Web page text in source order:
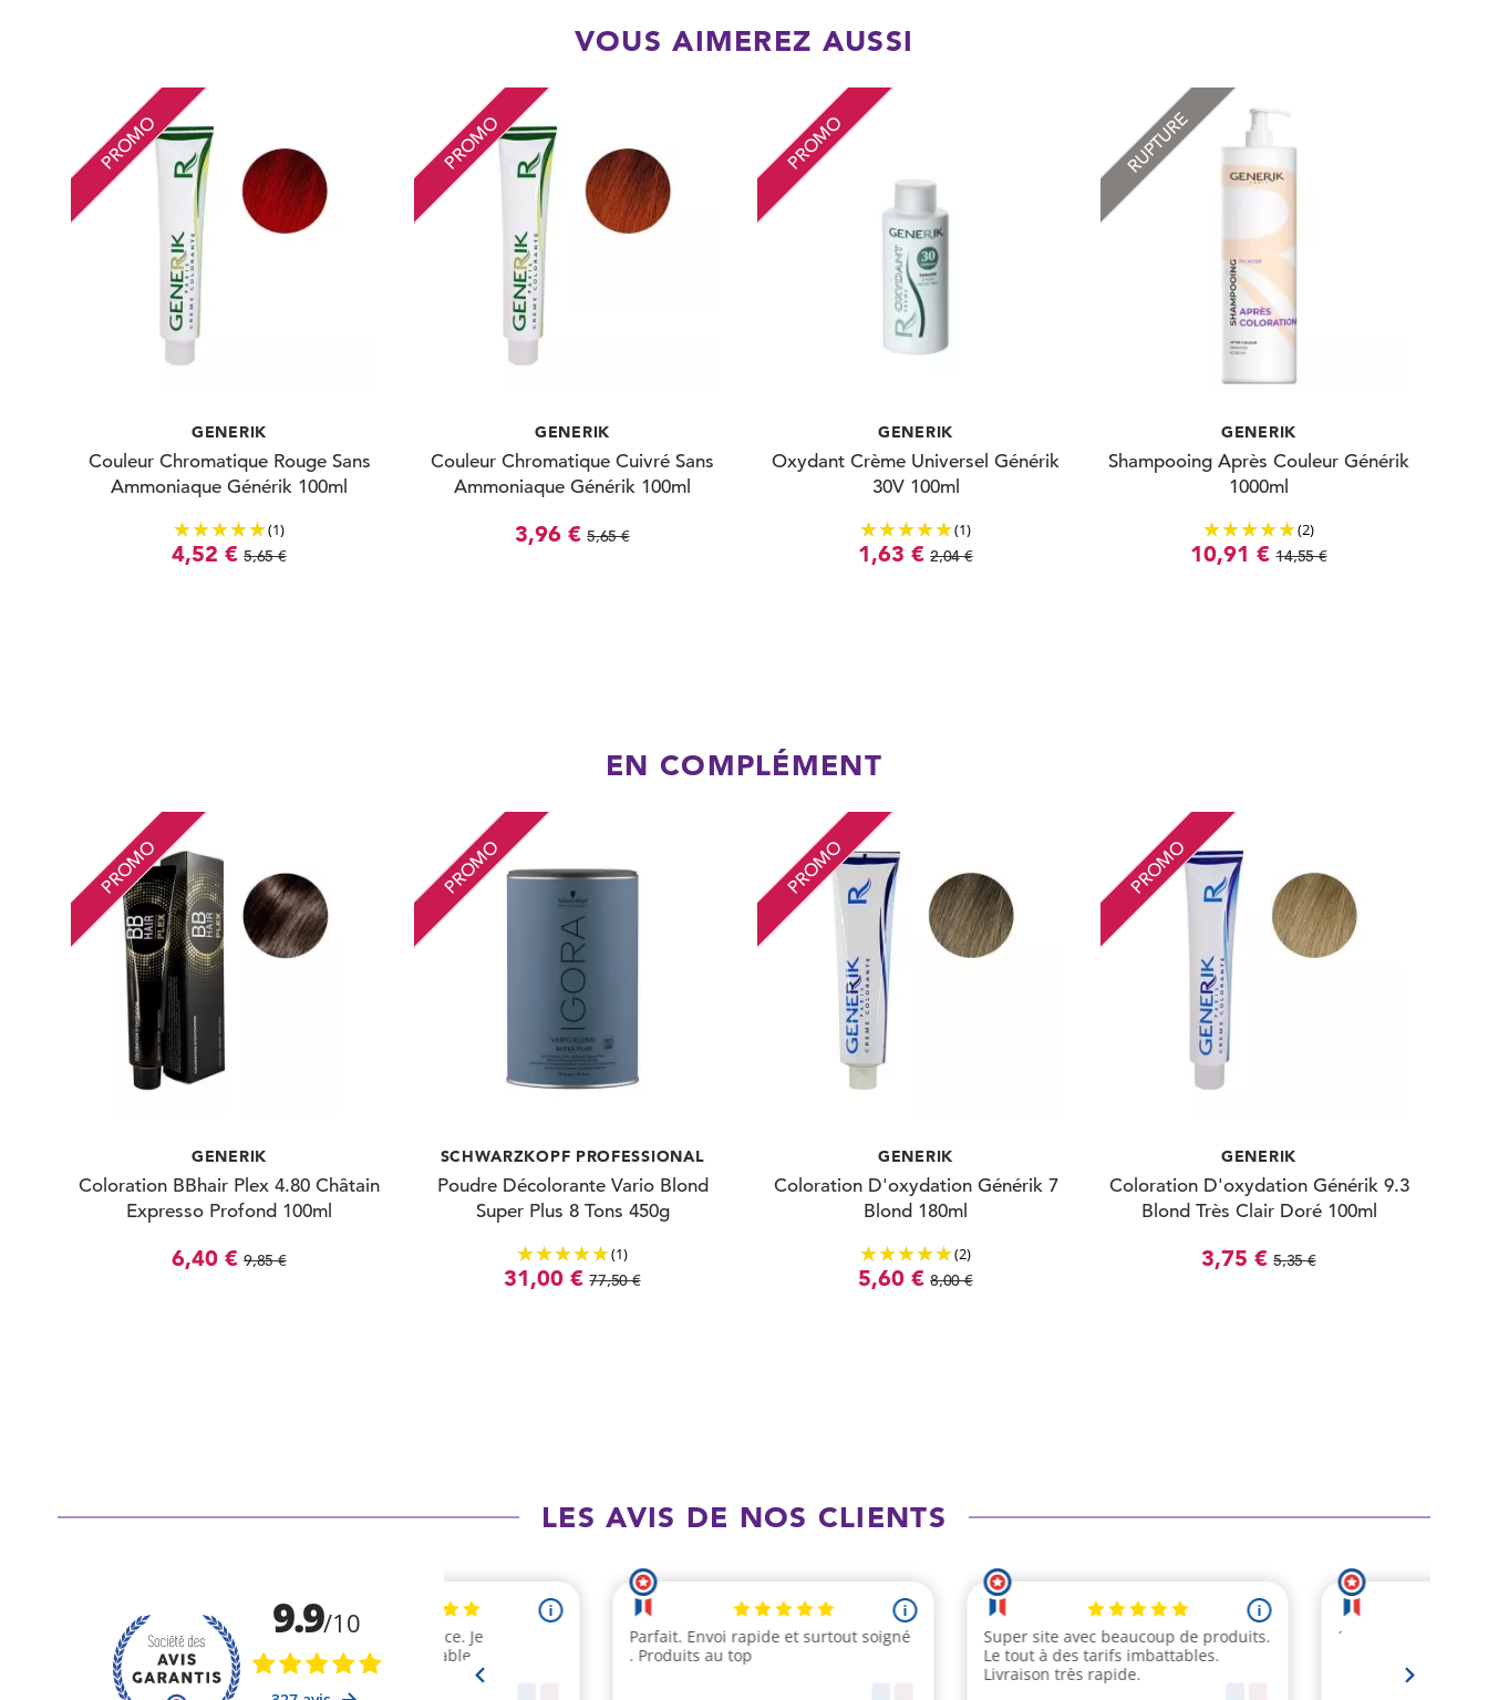
VOUS AIMEREZ AUSSI
PROMO
GENERIK
Couleur Chromatique Rouge Sans
Ammoniaque Générik 100ml
(1)
4,52 € 5,65 €
PROMO
GENERIK
Couleur Chromatique Cuivré Sans
Ammoniaque Générik 100ml
3,96 € 5,65 €
PROMO
GENERIK
Oxydant Crème Universel Générik
30V 100ml
(1)
1,63 € 2,04 €
RUPTURE
GENERIK
Shampooing Après Couleur Générik
1000ml
(2)
10,91 € 14,55 €
EN COMPLÉMENT
PROMO
GENERIK
Coloration BBhair Plex 4.80 Châtain
Expresso Profond 100ml
6,40 € 9,85 €
PROMO
SCHWARZKOPF PROFESSIONAL
Poudre Décolorante Vario Blond
Super Plus 8 Tons 450g
(1)
31,00 € 77,50 €
PROMO
GENERIK
Coloration D'oxydation Générik 7
Blond 180ml
(2)
5,60 € 8,00 €
PROMO
GENERIK
Coloration D'oxydation Générik 9.3
Blond Très Clair Doré 100ml
3,75 € 5,35 €
LES AVIS DE NOS CLIENTS